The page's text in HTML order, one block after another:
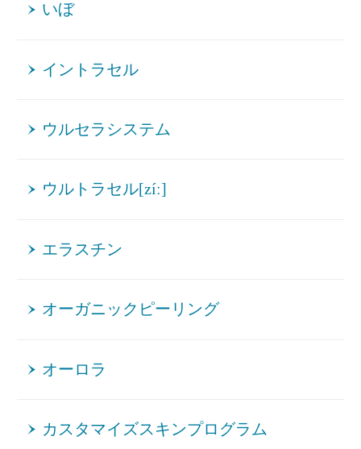
いぼ
イントラセル
ウルセラシステム
ウルトラセル[zíː]
エラスチン
オーガニックピーリング
オーロラ
カスタマイズスキンプログラム